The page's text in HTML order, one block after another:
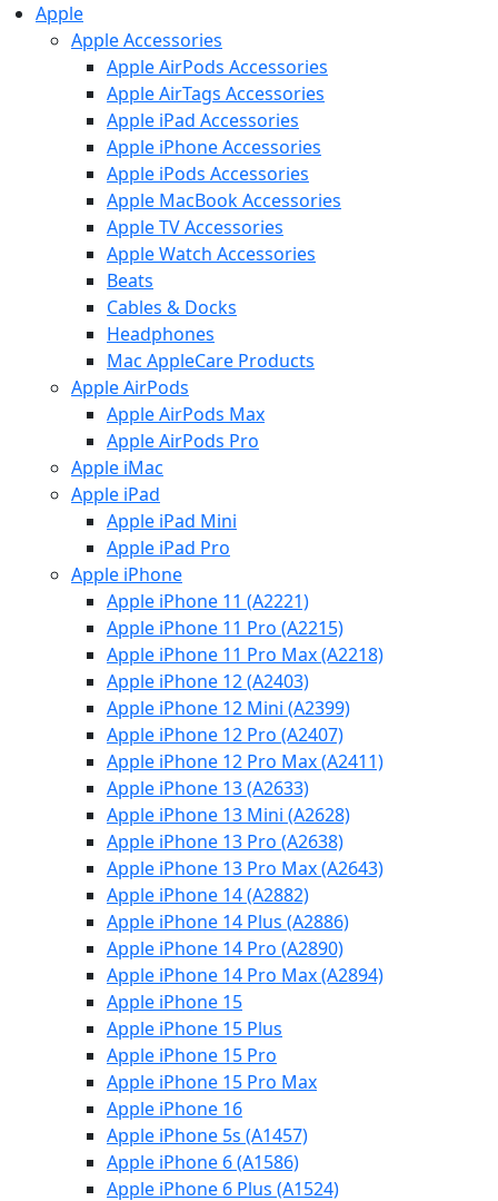
Apple
Apple Accessories
Apple AirPods Accessories
Apple AirTags Accessories
Apple iPad Accessories
Apple iPhone Accessories
Apple iPods Accessories
Apple MacBook Accessories
Apple TV Accessories
Apple Watch Accessories
Beats
Cables & Docks
Headphones
Mac AppleCare Products
Apple AirPods
Apple AirPods Max
Apple AirPods Pro
Apple iMac
Apple iPad
Apple iPad Mini
Apple iPad Pro
Apple iPhone
Apple iPhone 11 (A2221)
Apple iPhone 11 Pro (A2215)
Apple iPhone 11 Pro Max (A2218)
Apple iPhone 12 (A2403)
Apple iPhone 12 Mini (A2399)
Apple iPhone 12 Pro (A2407)
Apple iPhone 12 Pro Max (A2411)
Apple iPhone 13 (A2633)
Apple iPhone 13 Mini (A2628)
Apple iPhone 13 Pro (A2638)
Apple iPhone 13 Pro Max (A2643)
Apple iPhone 14 (A2882)
Apple iPhone 14 Plus (A2886)
Apple iPhone 14 Pro (A2890)
Apple iPhone 14 Pro Max (A2894)
Apple iPhone 15
Apple iPhone 15 Plus
Apple iPhone 15 Pro
Apple iPhone 15 Pro Max
Apple iPhone 16
Apple iPhone 5s (A1457)
Apple iPhone 6 (A1586)
Apple iPhone 6 Plus (A1524)